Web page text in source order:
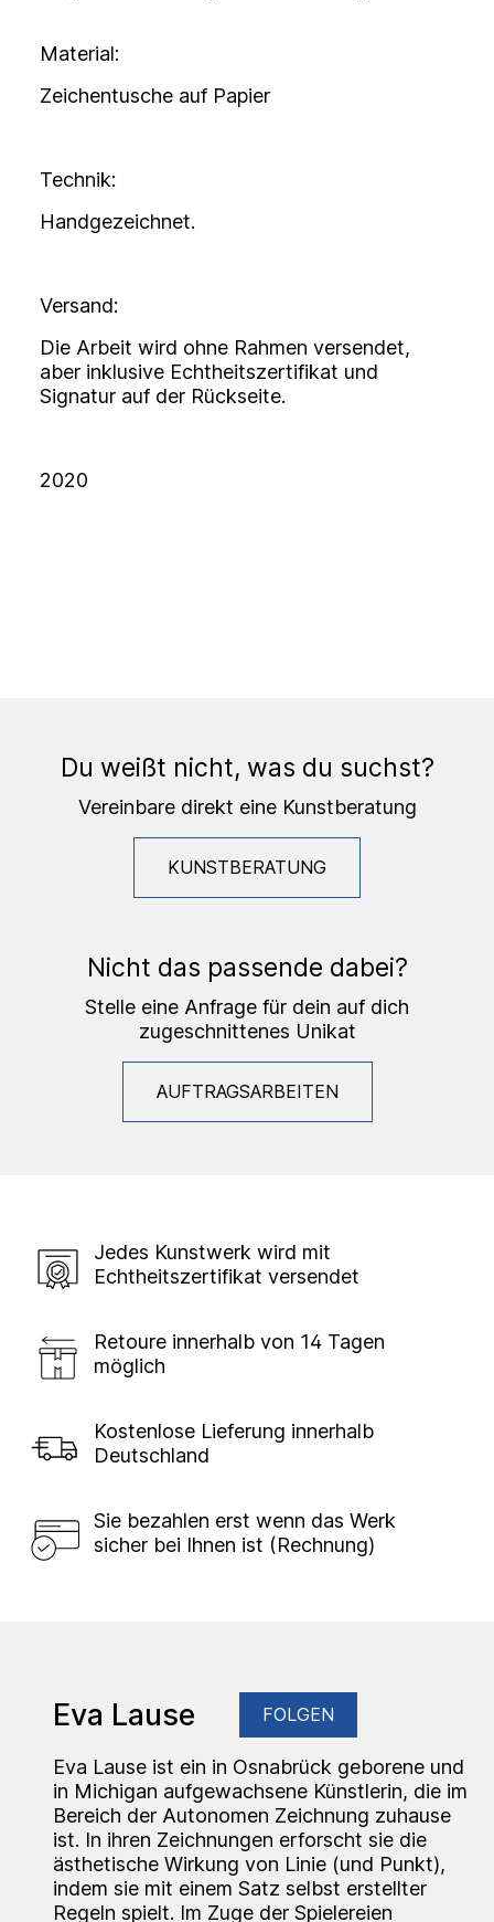
Material:
Zeichentusche auf Papier
Technik:
Handgezeichnet.
Versand:
Die Arbeit wird ohne Rahmen versendet,
aber inklusive Echtheitszertifikat und
Signatur auf der Rückseite.
2020
Du weißt nicht, was du suchst?
Vereinbare direkt eine Kunstberatung
KUNSTBERATUNG
Nicht das passende dabei?
Stelle eine Anfrage für dein auf dich
zugeschnittenes Unikat
AUFTRAGSARBEITEN
Jedes Kunstwerk wird mit
Echtheitszertifikat versendet
Retoure innerhalb von 14 Tagen
möglich
Kostenlose Lieferung innerhalb
Deutschland
Sie bezahlen erst wenn das Werk
sicher bei Ihnen ist (Rechnung)
Eva Lause FOLGEN
Eva Lause ist ein in Osnabrück geborene und
in Michigan aufgewachsene Künstlerin, die im
Bereich der Autonomen Zeichnung zuhause
ist. In ihren Zeichnungen erforscht sie die
ästhetische Wirkung von Linie (und Punkt),
indem sie mit einem Satz selbst erstellter
Regeln spielt. Im Zuge der Spielereien